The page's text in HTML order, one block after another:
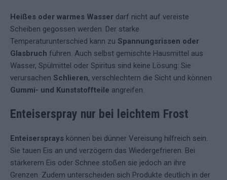
Heißes oder warmes Wasser darf nicht auf vereiste
Scheiben gegossen werden. Der starke
Temperaturunterschied kann zu Spannungsrissen oder
Glasbruch führen. Auch selbst gemischte Hausmittel aus
Wasser, Spülmittel oder Spiritus sind keine Lösung: Sie
verursachen Schlieren, verschlechtern die Sicht und können
Gummi- und Kunststoffteile angreifen.
Enteiserspray nur bei leichtem Frost
Enteisersprays können bei dünner Vereisung hilfreich sein.
Sie tauen Eis an und verzögern das Wiedergefrieren. Bei
stärkerem Eis oder Schnee stoßen sie jedoch an ihre
Grenzen. Zudem unterscheiden sich Produkte deutlich in der